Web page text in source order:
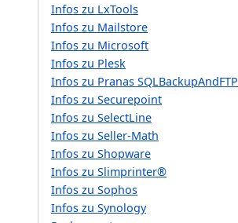
Infos zu LxTools
Infos zu Mailstore
Infos zu Microsoft
Infos zu Plesk
Infos zu Pranas SQLBackupAndFTP
Infos zu Securepoint
Infos zu SelectLine
Infos zu Seller-Math
Infos zu Shopware
Infos zu Slimprinter®
Infos zu Sophos
Infos zu Synology